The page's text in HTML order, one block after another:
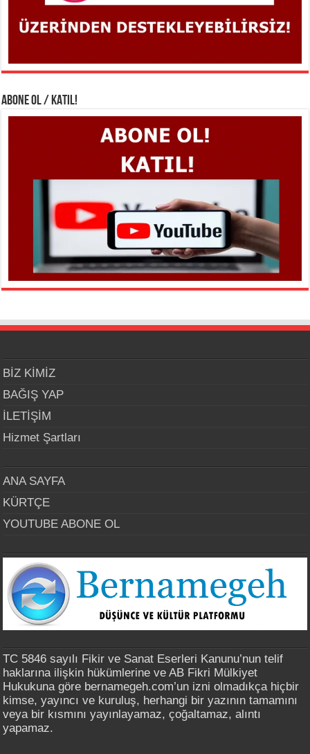
ABONE OL / KATIL!
BİZ KİMİZ
BAĞIŞ YAP
İLETİŞİM
Hizmet Şartları
ANA SAYFA
KÜRTÇE
YOUTUBE ABONE OL
TC 5846 sayılı Fikir ve Sanat Eserleri Kanunu’nun telif
haklarına ilişkin hükümlerine ve AB Fikri Mülkiyet
Hukukuna göre bernamegeh.com’un izni olmadıkça hiçbir
kimse, yayıncı ve kuruluş, herhangi bir yazının tamamını
veya bir kısmını yayınlayamaz, çoğaltamaz, alıntı
yapamaz.